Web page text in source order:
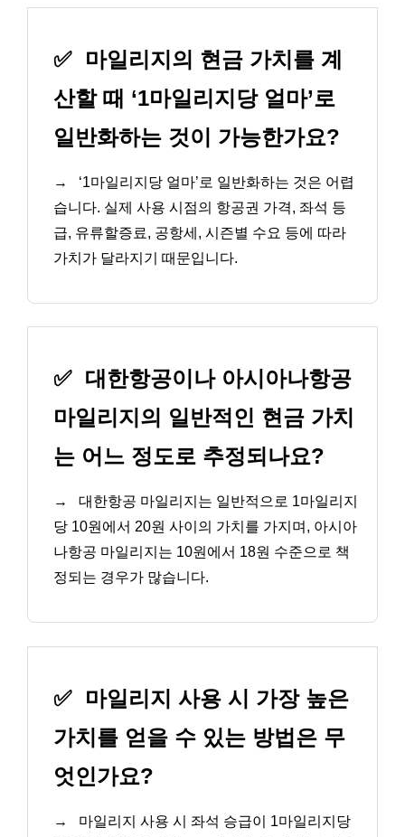
✅
마일리지의 현금 가치를 계
산할 때 ‘1마일리지당 얼마’로
일반화하는 것이 가능한가요?
→
‘1마일리지당 얼마’로 일반화하는 것은 어렵
습니다. 실제 사용 시점의 항공권 가격, 좌석 등
급, 유류할증료, 공항세, 시즌별 수요 등에 따라
가치가 달라지기 때문입니다.
✅ 대한항공이나 아시아나항공
마일리지의 일반적인 현금 가치
는 어느 정도로 추정되나요?
→
대한항공 마일리지는 일반적으로 1마일리지
당 10원에서 20원 사이의 가치를 가지며, 아시아
나항공 마일리지는 10원에서 18원 수준으로 책
정되는 경우가 많습니다.
✅
마일리지 사용 시 가장 높은
가치를 얻을 수 있는 방법은 무
엇인가요?
→
마일리지 사용 시 좌석 승급이 1마일리지당